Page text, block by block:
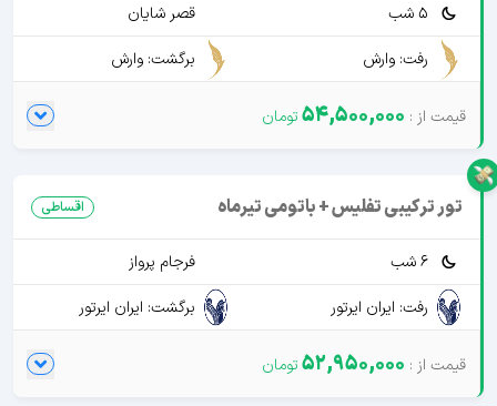
5 شب
قصر شایان
رفت: وارش
برگشت: وارش
54,500,000
تور ترکیبی تفلیس + باتومی تیرماه اقساطی
6 شب
فرجام پرواز
رفت: ایران ایرتور
برگشت: ایران ایرتور
52,950,000